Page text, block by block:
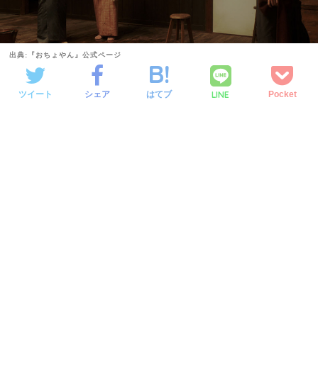
出典:『おちょやん』公式ページ
ツイート シェア はてブ LINE Pocket